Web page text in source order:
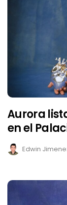
Aurora
en el
Edwin